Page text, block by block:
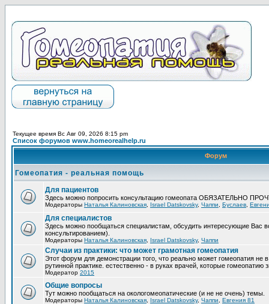
Текущее время Вс Авг 09, 2026 8:15 pm
Список форумов www.homeorealhelp.ru
Форум
Гомеопатия - реальная помощь
Для пациентов
Здесь можно попросить консультацию гомеопата ОБЯЗАТЕЛЬНО
Модераторы Наталья Калиновская Israel Datskovsky, Чаппи Буслаев
Для специалистов
Здесь можно пообщаться специалистам, обсудить интересующие Вас
консультированием).
Модераторы Наталья Калиновская Israel Datskovsky, Чаппи
Случаи из практики: что может грамотная гомеопатия
Этот форум для демонстрации того, что реально может гомеопатия не
рутинной практике. естественно - в руках врачей, которые гомеопатию
Модератор 2015
Общие вопросы
Тут можно пообщаться на окологомеопатические (и не не очень) темы.
Модераторы Наталья Калиновская Israel Datskovsky, Чаппи Евгения 81